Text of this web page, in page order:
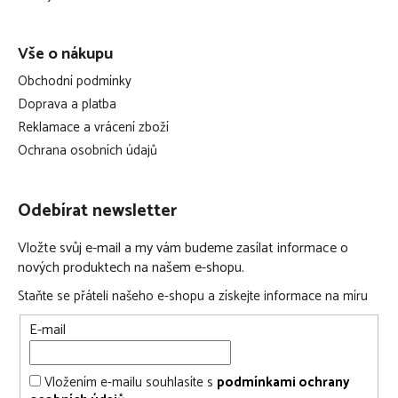
oblečení s ohledem na pokojovou teplotu. Indikativně naleznete
instrukce v ČSN EN 16781.
Vše o nákupu
Obchodní podmínky
Doprava a platba
Reklamace a vrácení zboží
Ochrana osobních údajů
Odebírat newsletter
Vložte svůj e-mail a my vám budeme zasílat informace o
nových produktech na našem e-shopu.
Staňte se přáteli našeho e-shopu a získejte informace na míru
E-mail
Vložením e-mailu souhlasíte s podmínkami ochrany